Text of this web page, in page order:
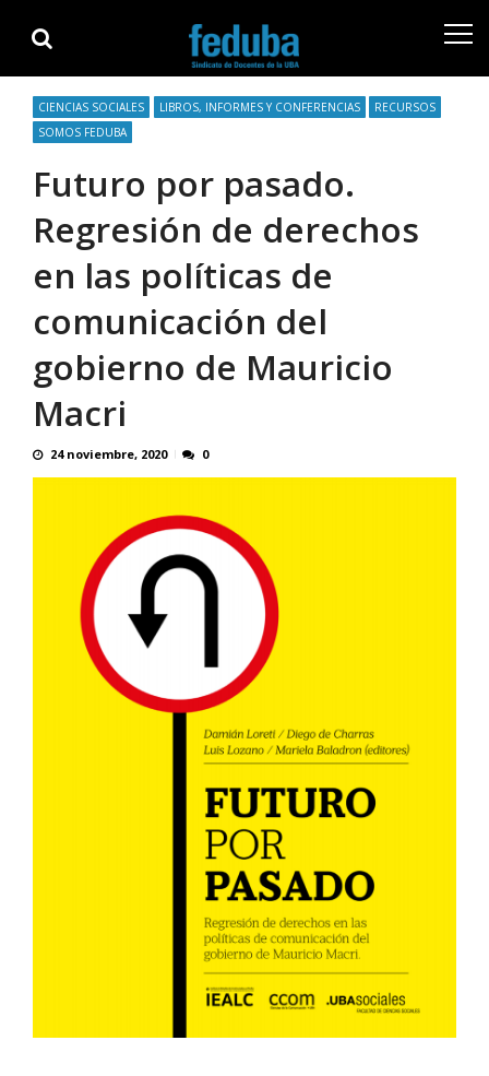
navigation
content
CIENCIAS SOCIALES LIBROS, INFORMES Y CONFERENCIAS
RECURSOS
SOMOS FEDUBA
Futuro por pasado.
Regresión de derechos
en las políticas de
comunicación del
gobierno de Mauricio
Macri
24 noviembre, 2020 0